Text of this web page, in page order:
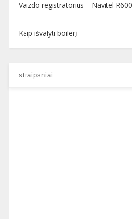
Vaizdo registratorius – Navitel R600
Kaip išvalyti boilerį
straipsniai